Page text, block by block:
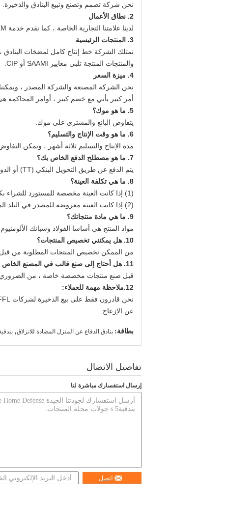
نحن شركة تصمم وتصنع وتبيع البنادق والذخيرة.
2. نطاق الأعمال
لدينا علامتنا التجارية الخاصة ، كما نقدم خدمة OEM وخدمة التصميم وخدمة شعار المشتري.
3. المنتجات الرئيسية
تمتلك الشركة خط إنتاج كامل لمضخات البنادق ،
والمنتجات المنتجة تلبي معايير SAAMI أو CIP.
4. ميزة السعر
نحن الشركة المصنعة والشركة المصدر ،
أمر كبير يأتي مع خصم كبير ، أوامر المحاكمة
5. ما هو موك؟
يتفاوض البائع والمشتري على موك.
6. ما هو وقت الإنتاج والتسليم؟
مدة الإنتاج والتسليم ثلاثة أشهر ، ويمكن
7. ما هو مصطلح الدفع الخاص بك؟
يتم الدفع عن طريق التحويل البنكي (TT) أو الدولار الأمريكي أو اليوان الصيني.
8. ما هي تكلفة العينة؟
(1) إذا كانت العينة مخصصة للمستورد للشراء بكميات كبيرة بعد الإيداع في البلد المستورد ، فسيتم تنفيذها وفقًا لـ FOB.
(2) إذا كانت العينة معروضة للمصدر في البلد المستهدف ، يتحمل المصدر جميع التكاليف.
9. ما هي مادة منتجاتك؟
مواد المنتج هي أساسا الفولاذ وسبائك
10. هل يمكنني تخصيص المنتجات؟
من الممكن تخصيص المنتجات المطلوبة من قبل
11. هل أحتاج إلى صنع قالب في المصنع الخاص بك قبل صنع منتجات مخصصة خاصة؟
قبل صنع منتجات مخصصة خاصة ، من الضروري
12. ملاحظة مهمة للعملاء:
عن الإزعاج.
بطاقة: بنادق الدفاع عن المنزل المضادة للانزلاق, بندقية
تفاصيل الاتصال
إرسال استفسارك مباشرة لنا
اتصل